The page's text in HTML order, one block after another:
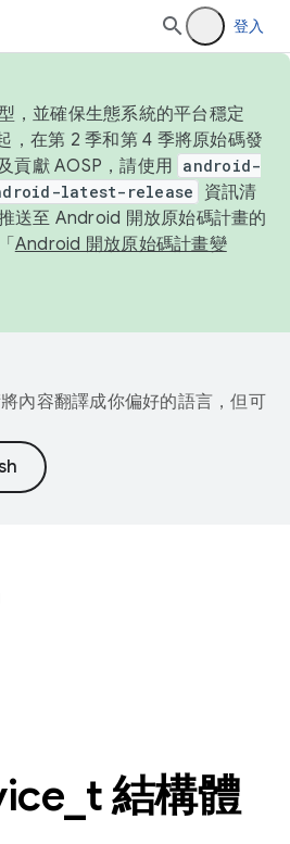
登入
，並確保生態系統的平台穩定
，在第 2 季和第 4 季將原始碼發
貢獻 AOSP，請使用 android-
latest-release
資訊清
送至 Android 開放原始碼計畫的
Android 開放原始碼計畫變
內容翻譯成你偏好的語言，但可
t 結構體